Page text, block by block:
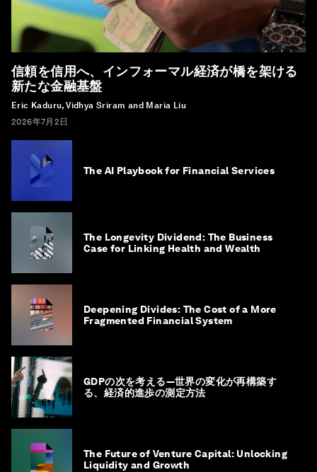
信頼を信用へ、インフォーマル経済が橋を架ける
新たな金融基盤
Eric Kaduru, Vidhya Sriram and Maria Liu
2026年7月2日
The AI Playbook for Financial Services
The Longevity Dividend: The Business
Case for Linking Health and Wealth
Deepening Divides: The Cost of a More
Fragmented Financial System
GDPの次を考える―世界の変化が再構築す
る、経済的進歩の測定方法
The Future of Venture Capital: Unlocking
Liquidity and Growth